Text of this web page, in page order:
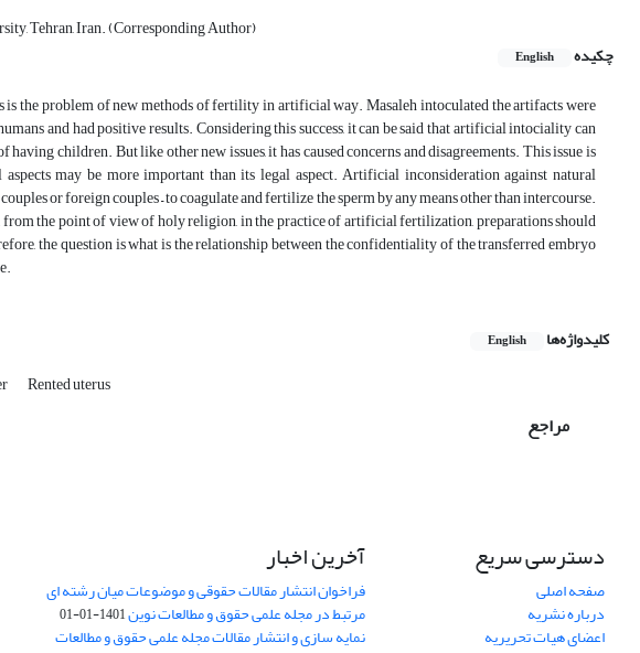
Tehran, Iran. (Corresponding Author)
چکیده
English
the problem of new methods of fertility in artificial way. Masaleh intoculated the artifacts were
and had positive results. Considering this success, it can be said that artificial intociality can
children. But like other new issues, it has caused concerns and disagreements. This issue is
may be more important than its legal aspect. Artificial inconsideration against natural
or foreign couples – to coagulate and fertilize the sperm by any means other than intercourse.
the point of view of holy religion, in the practice of artificial fertilization, preparations should
the question is what is the relationship between the confidentiality of the transferred embryo
کلیدواژه‌ها English
Rented uterus
مراجع
دسترسی سریع
صفحه اصلی
درباره نشریه
اعضای هیات تحریریه
آخرین اخبار
فراخوان انتشار مقالات حقوقی و موضوعات میان رشته ای
مرتبط در مجله علمی حقوق و مطالعات نوین1401-01-01
نمایه سازی و انتشار مقالات مجله علمی حقوق و مطالعات